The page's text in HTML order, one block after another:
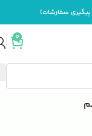
سفارشات)
0